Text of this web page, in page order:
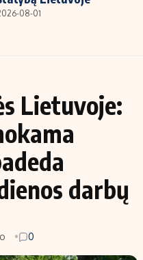
08-01
Lietuvoje:
darbų
0